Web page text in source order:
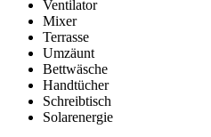
Ventilator
Mixer
Terrasse
Umzäunt
Bettwäsche
Handtücher
Schreibtisch
Solarenergie